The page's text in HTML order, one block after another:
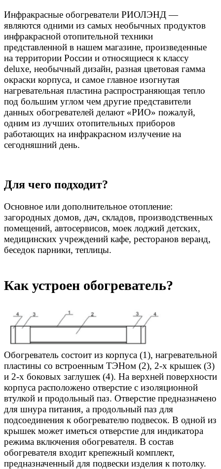
Инфракрасные обогреватели РИОЛЭНД —
являются одними из самых необычных продуктов
инфракрасной отопительной техники
представленной в нашем магазине, произведенные
на территории России и относящиеся к классу
deluxe, необычный дизайн, разная цветовая гамма
окраски корпуса, и самое главное изогнутая
нагревательная пластина распространяющая тепло
под большим углом чем другие представители
данных обогревателей делают «РИО» пожалуй,
одним из лучших отопительных приборов
работающих на инфракрасном излучение на
сегодняшний день.
Для чего подходит?
Основное или дополнительное отопление:
загородных домов, дач, складов, производственных
помещений, автосервисов, моек лоджий детских,
медицинских учреждений кафе, ресторанов веранд,
беседок парники, теплицы.
Как устроен обогреватель?
Обогреватель состоит из корпуса (1), нагревательной
пластины со встроенным ТЭНом (2), 2-х крышек (3)
и 2-х боковых заглушек (4). На верхней поверхности
корпуса расположено отверстие с изоляционной
втулкой и продольный паз. Отверстие предназначено
для шнура питания, а продольный паз для
подсоединения к обогревателю подвесок. В одной из
крышек может иметься отверстие для индикатора
режима включения обогревателя. В состав
обогревателя входит крепежный комплект,
предназначенный для подвески изделия к потолку.